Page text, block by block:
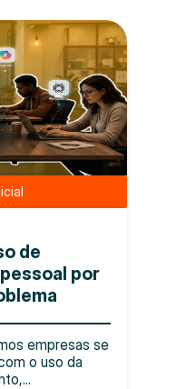
de
por
empresas se
o uso da